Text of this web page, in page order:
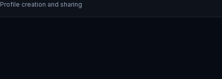
Profile creation and sharing